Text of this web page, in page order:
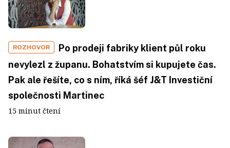
ROZHOVOR
Po prodeji fabriky klient půl roku
nevylezl z županu. Bohatstvím si kupujete čas.
Pak ale řešíte, co s ním, říká šéf J&T Investiční
společnosti Martinec
15 minut čtení